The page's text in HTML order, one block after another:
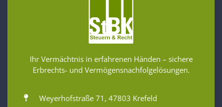
Ihr Vermächtnis in erfahrenen Händen – sichere
Erbrechts- und Vermögensnachfolgelösungen.
Weyerhofstraße 71, 47803 Krefeld